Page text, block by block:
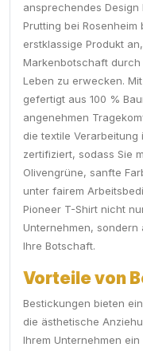
ansprechendes Design
Prutting bei
erstklassige Produkt
Markenbotschaft durch
Leben zu erwecken.
gefertigt aus 100 %
angenehmen
die textile Verarbeitung
zertifiziert, sodass Sie
Olivengrüne, sanfte
unter fairem
Pioneer T-Shirt nicht
Unternehmen,
Ihre Botschaft.
Vorteile von
Bestickungen bieten
die ästhetische
Ihrem Unternehmen